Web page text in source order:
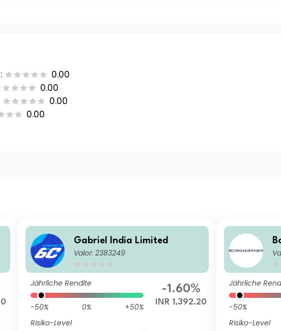
0.00
0.00
0.00
0.00
Gabriel India Limited
Valor: 2383249
Jährliche Rendite
-50% 0%
+50%
Risiko-Level
-1.60%
INR 1,392.20
Jährliche
-50%
Risiko-Level